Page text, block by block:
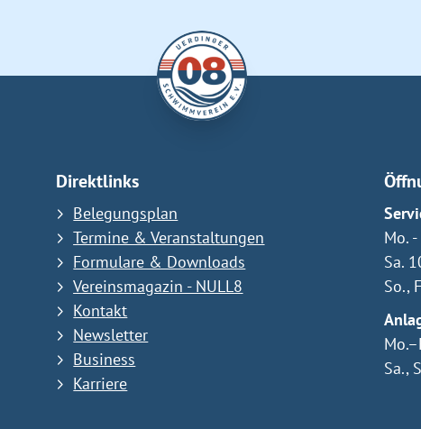
Direktlinks
Belegungsplan
Termine & Veranstaltungen
Formulare & Downloads
Vereinsmagazin - NULL8
Kontakt
Newsletter
Business
Karriere
Mo.
Sa.
So.,
Sa.,